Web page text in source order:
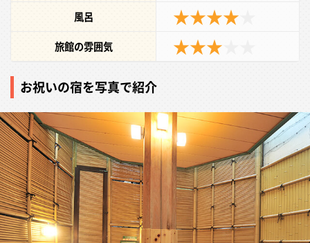
風呂 ★★★★
旅館の雰囲気 ★★★
お祝いの宿を写真で紹介